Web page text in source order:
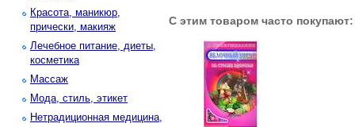
Красота, маникюр,
прически, макияж
Лечебное питание, диеты,
косметика
Массаж
Мода, стиль, этикет
Нетрадиционная медицина,
С этим товаром часто покупают: